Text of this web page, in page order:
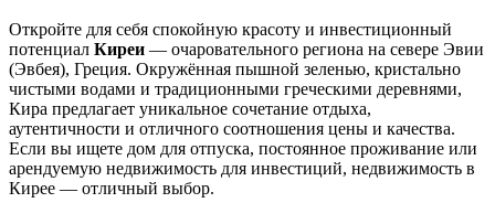
Откройте для себя спокойную красоту и инвестиционный
потенциал Киреи — очаровательного региона на севере Эвии
(Эвбея), Греция. Окружённая пышной зеленью, кристально
чистыми водами и традиционными греческими деревнями,
Кира предлагает уникальное сочетание отдыха,
аутентичности и отличного соотношения цены и качества.
Если вы ищете дом для отпуска, постоянное проживание или
арендуемую недвижимость для инвестиций, недвижимость в
Кирее — отличный выбор.